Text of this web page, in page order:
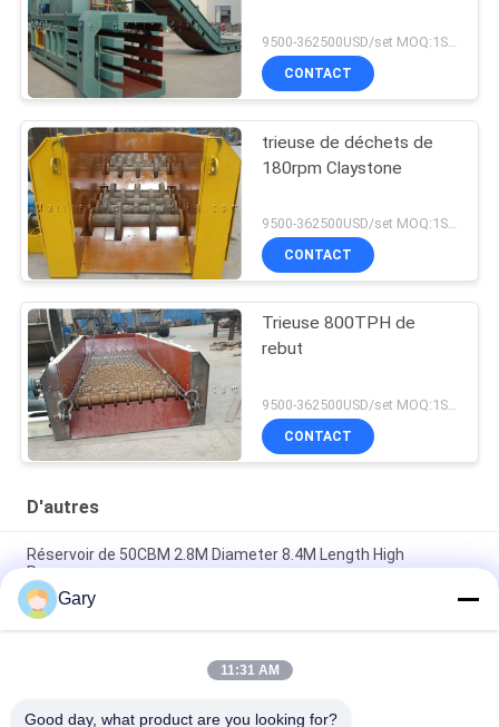
9500-362500USD/set MOQ:1SET
CONTACT
trieuse de déchets de
180rpm Claystone
9500-362500USD/set MOQ:1SET
CONTACT
Trieuse 800TPH de
rebut
CONTACT
D'autres
Réservoir de 50CBM 2.8M Diameter 8.4M Length High
Pressure
Écran de vibration de asséchage de la granularité 0.35mm de
20TPH 45%
type horizontal broyeur de 23r/min 900×1800mm à boulets de
Gary
11:31 AM
Good day, what product are you looking for?